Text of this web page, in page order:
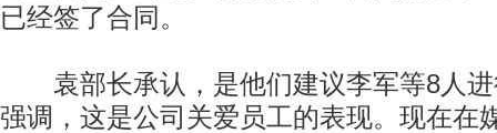
已经签了合同。
袁部长承认，是他们建议李军等8人进
强调，这是公司关爱员工的表现。现在在